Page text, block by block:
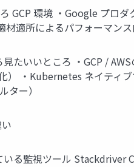
GCP 環境 ・Google プロ
材適所によるパフォーマ
たいいところ ・GCP /
） ・Kubernetes ネイティ
ター）
いる監視ツール